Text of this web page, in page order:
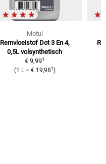
Motul
Remvloeistof Dot 3 En 4,
0,5L volsynthetisch
€ 9,991
(1 L= € 19,981 )